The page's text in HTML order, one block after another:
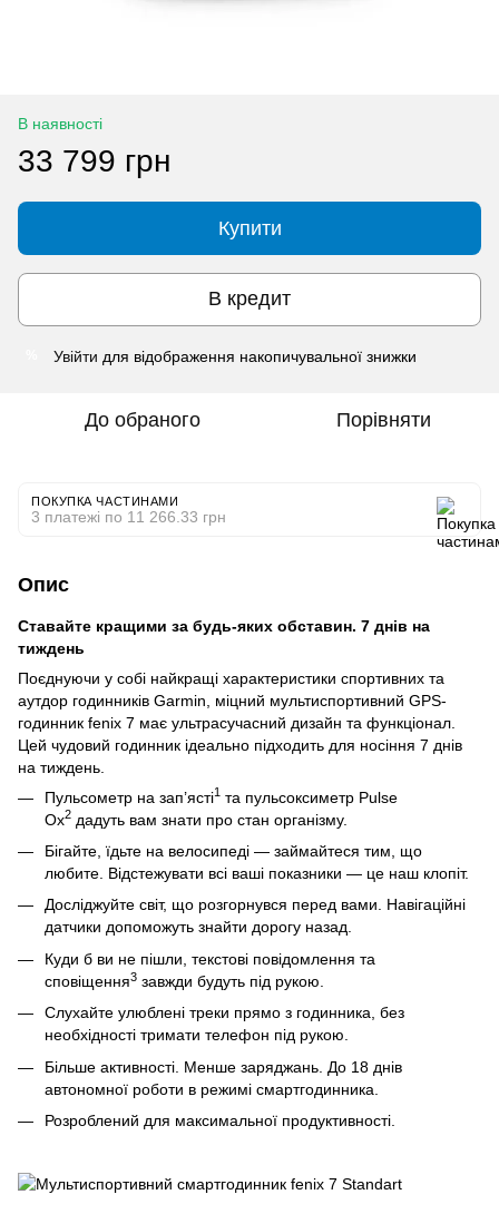
В наявності
33 799 грн
Купити
В кредит
Увійти для відображення накопичувальної знижки
До обраного Порівняти
ПОКУПКА ЧАСТИНАМИ
3 платежі по 11 266.33 грн
Опис
Ставайте кращими за будь-яких обставин. 7 днів на
тиждень
Поєднуючи у собі найкращі характеристики спортивних та
аутдор годинників Garmin, міцний мультиспортивний GPS-
годинник fenix 7 має ультрасучасний дизайн та функціонал.
Цей чудовий годинник ідеально підходить для носіння 7 днів
на тиждень.
Пульсометр на зап’ясті1 та пульсоксиметр Pulse
Ox2 дадуть вам знати про стан організму.
Бігайте, їдьте на велосипеді — займайтеся тим, що
любите. Відстежувати всі ваші показники — це наш клопіт.
Досліджуйте світ, що розгорнувся перед вами. Навігаційні
датчики допоможуть знайти дорогу назад.
Куди б ви не пішли, текстові повідомлення та
сповіщення3 завжди будуть під рукою.
Слухайте улюблені треки прямо з годинника, без
необхідності тримати телефон під рукою.
Більше активності. Менше заряджань. До 18 днів
автономної роботи в режимі смартгодинника.
Розроблений для максимальної продуктивності.